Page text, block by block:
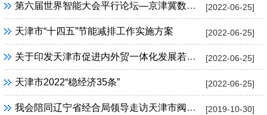
[2022-06-25]
第六届世界智能大会平行论坛—京津冀数字经济联盟成立大会暨京津冀数字产业高峰论坛
[2022-06-25]
天津市“十四五”节能减排工作实施方案
[2022-06-25]
关于印发天津市促进内外贸一体化发展若干措施的通知
[2022-06-25]
天津市2022“稳经济35条”
[2019-10-30]
我会陪同辽宁省经合局领导走访天津市阀门泵业商会